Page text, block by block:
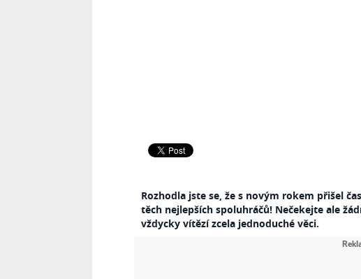
Rozhodla jste se, že s novým rokem přišel
těch nejlepších spoluhráčů! Nečekejte ale
vždycky vítězí zcela jednoduché věci.